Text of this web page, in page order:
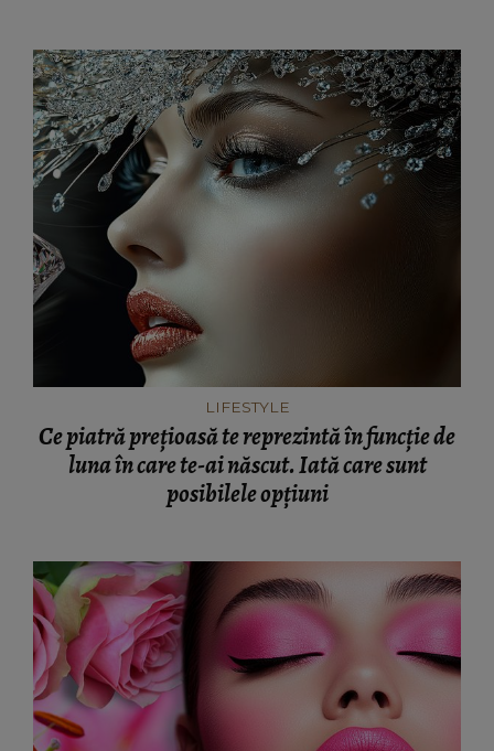
LIFESTYLE
Ce piatră prețioasă te reprezintă în funcție de
luna în care te-ai născut. Iată care sunt
posibilele opțiuni